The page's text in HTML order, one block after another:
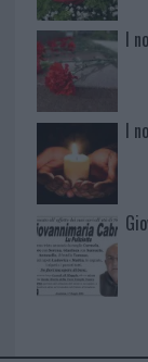
I
I